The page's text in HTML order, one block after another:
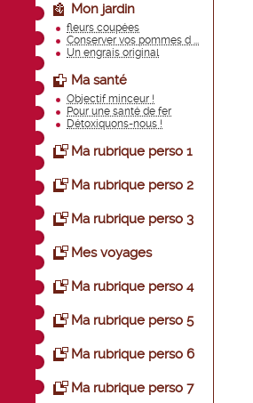
Mon jardin
fleurs coupées
Conserver vos pommes d ...
Un engrais original
Ma santé
Objectif minceur !
Pour une santé de fer
Détoxiquons-nous !
Ma rubrique perso 1
Ma rubrique perso 2
Ma rubrique perso 3
Mes voyages
Ma rubrique perso 4
Ma rubrique perso 5
Ma rubrique perso 6
Ma rubrique perso 7